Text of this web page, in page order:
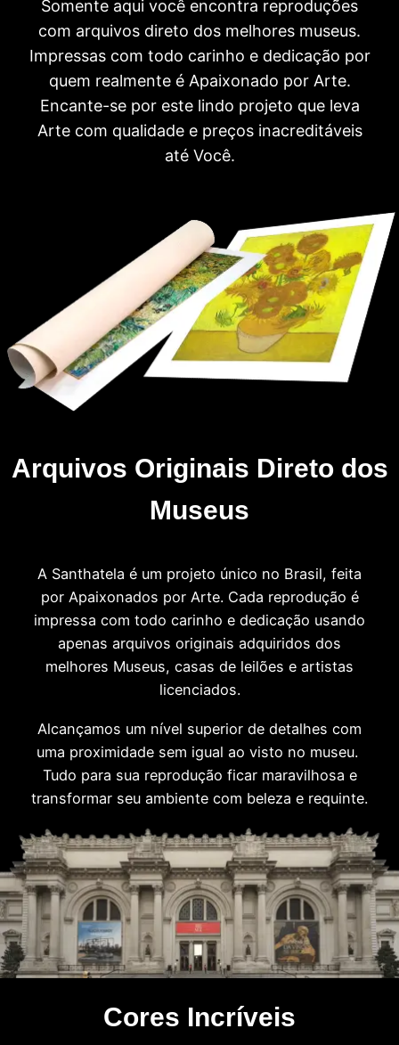
Somente aqui você encontra reproduções
com arquivos direto dos melhores museus.
Impressas com todo carinho e dedicação por
quem realmente é Apaixonado por Arte.
Encante-se por este lindo projeto que leva
Arte com qualidade e preços inacreditáveis
até Você.
Arquivos Originais Direto dos
Museus
A Santhatela é um projeto único no Brasil, feita
por Apaixonados por Arte. Cada reprodução é
impressa com todo carinho e dedicação usando
apenas arquivos originais adquiridos dos
melhores Museus, casas de leilões e artistas
licenciados.
Alcançamos um nível superior de detalhes com
uma proximidade sem igual ao visto no museu.
Tudo para sua reprodução ficar maravilhosa e
transformar seu ambiente com beleza e requinte.
Cores Incríveis